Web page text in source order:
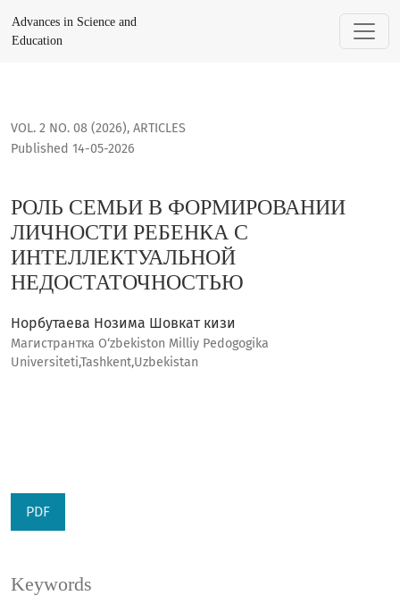
РОЛЬ СЕМЬИ В ФОРМИРОВАНИИ ЛИЧНОСТИ РЕБЕНКА С
Advances in Science and
Education
VOL. 2 NO. 08 (2026), ARTICLES
РОЛЬ СЕМЬИ В ФОРМИРОВАНИИ
ЛИЧНОСТИ РЕБЕНКА С
ИНТЕЛЛЕКТУАЛЬНОЙ
НЕДОСТАТОЧНОСТЬЮ
Published 14-05-2026
Норбутаева Нозима Шовкат кизи
Магистрантка O‘zbekiston Milliy Pedogogika
Universiteti,Tashkent,Uzbekistan
PDF
Keywords